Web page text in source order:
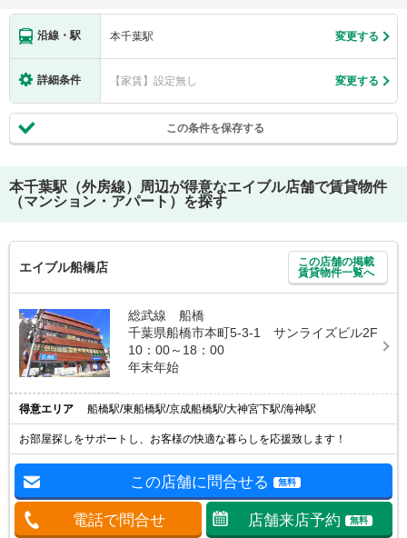
沿線・駅 本千葉駅 変更する
詳細条件 【家賃】設定無し 変更する
この条件を保存する
本千葉駅（外房線）
周辺が得意なエイブル店舗で賃貸物件
（マンション・アパート）を探す
エイブル船橋店
この店舗の掲載
賃貸物件一覧へ
総武線 船橋
千葉県船橋市本町5-3-1 サンライズビル2F
10：00～18：00
年末年始
得意エリア 船橋駅/東船橋駅/京成船橋駅/大神宮下駅/海神駅
お部屋探しをサポートし、お客様の快適な暮らしを応援致します！
この店舗に問合せる 無料
電話で問合せ 店舗来店予約 無料